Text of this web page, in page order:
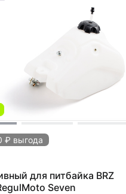
₽ выгода
для питбайка BRZ
Seven